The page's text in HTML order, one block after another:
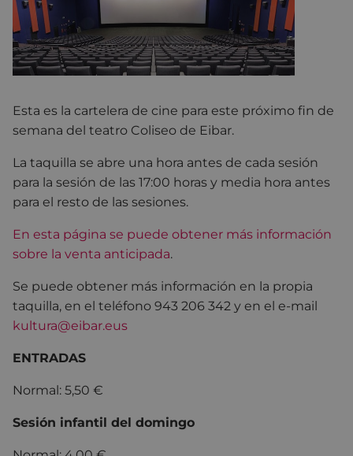
Esta es la cartelera de cine para este próximo fin de
semana del teatro Coliseo de Eibar.
La taquilla se abre una hora antes de cada sesión
para la sesión de las 17:00 horas y media hora antes
para el resto de las sesiones.
En esta página se puede obtener más información
sobre la venta anticipada.
Se puede obtener más información en la propia
taquilla, en el teléfono 943 206 342 y en el e-mail
kultura@eibar.eus
ENTRADAS
Normal: 5,50 €
Sesión infantil del domingo